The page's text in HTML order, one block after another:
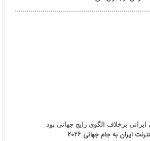
ایرانی برخلاف الگوی رایج جهانی بود
ایران به جام جهانی ۲۰۲۶